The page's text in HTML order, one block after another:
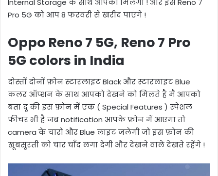
Pro 5G को आप 8 फरवरी से खरीद पाएंगे !
Oppo Reno 7 5G, Reno 7 Pro
5G colors in India
दोस्तों दोनों फ़ोन स्टारलाइट Black और स्टारलाइट Blue
कलर ऑप्शन के साथ आपको देखने को मिलते है मैं आपको
बता दू की इस फ़ोन में एक ( Special Features ) स्पेशल
फीचर भी है जब notification आपके फ़ोन में आएगा तो
camera के चारो और Blue लाइट जलेगी जो इस फ़ोन की
खूबसूरती को चार चाँद लगा देगी और देखने वाले देखते रहेंगे !